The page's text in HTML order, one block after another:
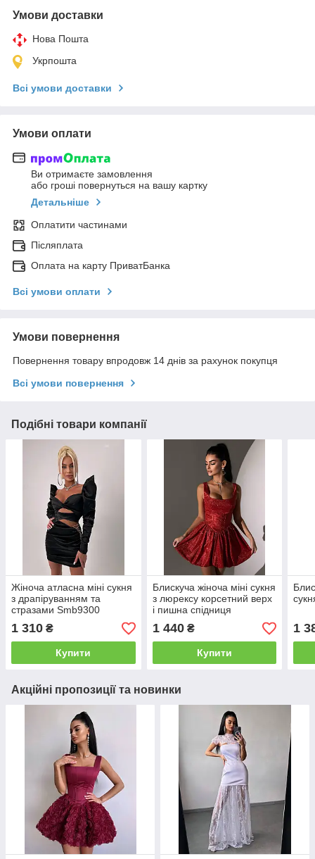
Умови доставки
Нова Пошта
Укрпошта
Всі умови доставки
Умови оплати
Ви отримаєте замовлення
або гроші повернуться на вашу картку
Детальніше
Оплатити частинами
Післяплата
Оплата на карту ПриватБанка
Всі умови оплати
Умови повернення
Повернення товару впродовж 14 днів за рахунок покупця
Всі умови повернення
Подібні товари компанії
Жіноча атласна міні сукня
з драпіруванням та
стразами Smb9300
1 310 ₴
Купити
Блискуча жіноча міні сукня
з люрексу корсетний верх
і пишна спідниця
1 440₴
Купити
1
Акційні пропозиції та новинки